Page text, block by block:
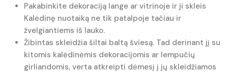
Pakabinkite dekoraciją lange ar vitrinoje ir ji skleis
Kalėdinę nuotaiką ne tik patalpoje tačiau ir
žvelgiantiems iš lauko.
Žibintas skleidžia šiltai baltą šviesą. Tad derinant jį su
kitomis kalėdinėmis dekoracijomis ar lempučių
girliandomis, verta atkreipti dėmesį į jų skleidžiamos